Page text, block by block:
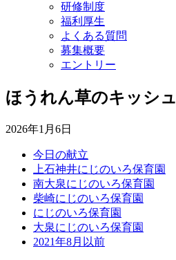
研修制度
福利厚生
よくある質問
募集概要
エントリー
ほうれん草のキッシュ
2026年1月6日
今日の献立
上石神井にじのいろ保育園
南大泉にじのいろ保育園
柴崎にじのいろ保育園
にじのいろ保育園
大泉にじのいろ保育園
2021年8月以前